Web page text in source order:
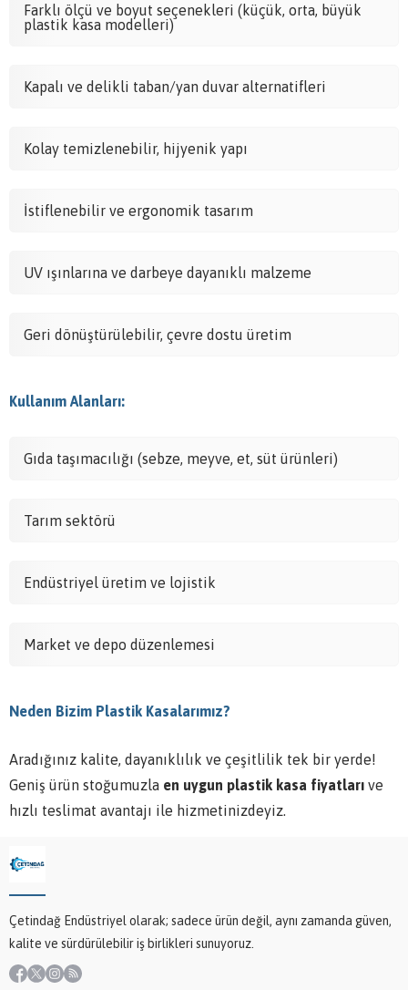
Farklı ölçü ve boyut seçenekleri (küçük, orta, büyük
plastik kasa modelleri)
Kapalı ve delikli taban/yan duvar alternatifleri
Kolay temizlenebilir, hijyenik yapı
İstiflenebilir ve ergonomik tasarım
UV ışınlarına ve darbeye dayanıklı malzeme
Geri dönüştürülebilir, çevre dostu üretim
Kullanım Alanları:
Gıda taşımacılığı (sebze, meyve, et, süt ürünleri)
Tarım sektörü
Endüstriyel üretim ve lojistik
Market ve depo düzenlemesi
Neden Bizim Plastik Kasalarımız?
Aradığınız kalite, dayanıklılık ve çeşitlilik tek bir yerde!
Geniş ürün stoğumuzla en uygun plastik kasa fiyatları ve
hızlı teslimat avantajı ile hizmetinizdeyiz.
Çetindağ Endüstriyel olarak; sadece ürün değil, aynı zamanda güven,
kalite ve sürdürülebilir iş birlikleri sunuyoruz.